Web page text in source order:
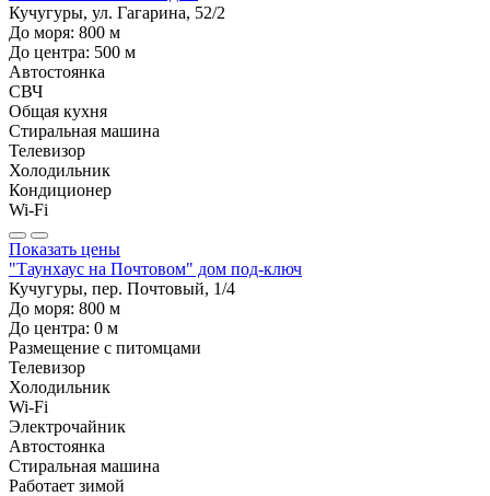
Кучугуры, ул. Гагарина, 52/2
До моря: 800 м
До центра: 500 м
Автостоянка
СВЧ
Общая кухня
Стиральная машина
Телевизор
Холодильник
Кондиционер
Wi-Fi
Показать цены
"Таунхаус на Почтовом" дом под-ключ
Кучугуры, пер. Почтовый, 1/4
До моря: 800 м
До центра: 0 м
Размещение с питомцами
Телевизор
Холодильник
Wi-Fi
Электрочайник
Автостоянка
Стиральная машина
Работает зимой